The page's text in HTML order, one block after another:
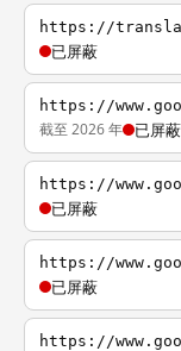
https://
已屏蔽
https://
截至 2026 年 已屏蔽
https://
已屏蔽
https://
已屏蔽
https://